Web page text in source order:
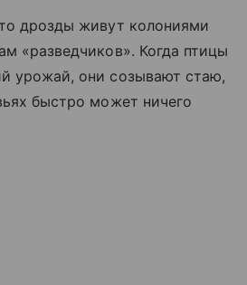
дрозды живут колониями
«разведчиков». Когда птицы
урожай, они созывают стаю,
быстро может ничего